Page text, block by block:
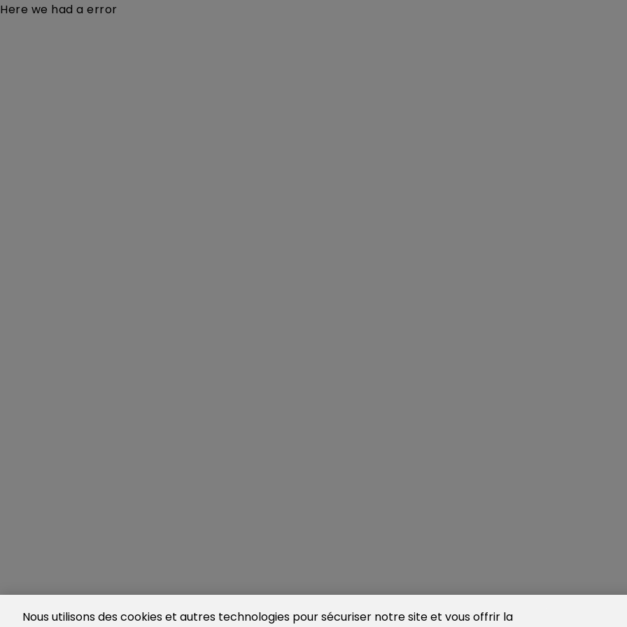
Here we had a error
Nous utilisons des cookies et autres technologies pour sécuriser notre site et vous offrir la